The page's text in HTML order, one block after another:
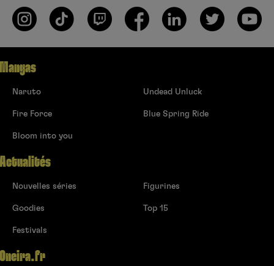
Mangas
Naruto
Fire Force
Bloom into you
Undead Unluck
Blue Spring Ride
Actualités
Nouvelles séries
Goodies
Festivals
Figurines
Top 15
Oneira.fr